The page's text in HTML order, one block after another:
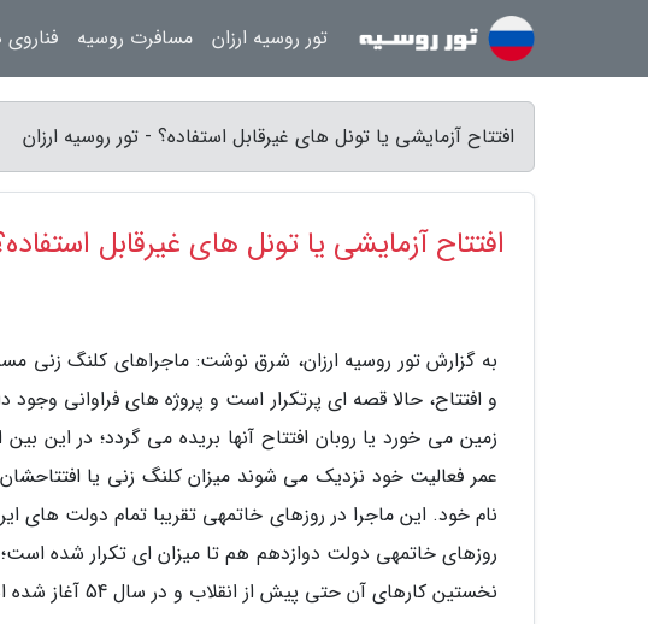
افتتاح آزمایشی یا تونل های غیرقابل استفاده؟ - تور روسیه ارزان
افتتاح آزمایشی یا تونل های غیرقابل
به گزارش تور روسیه ارزان، شرق نوشت: ماجراهای کلنگ زنی
و افتتاح، حالا قصه ای پرتکرار است و پروژه های فراوانی
زمین می خورد یا روبان افتتاح آنها بریده می گردد؛ در این
عمر فعالیت خود نزدیک می شوند میزان کلنگ زنی یا
نام خود. این ماجرا در روزهای خاتمهی تقریبا تمام دولت
روزهای خاتمهی دولت دوازدهم هم تا میزان ای تکرار شده است؛
نخستین کارهای آن حتی پیش از انقلاب و در سال 54 آغاز شده است.
تور روسیه ارزان مسافرت روسیه